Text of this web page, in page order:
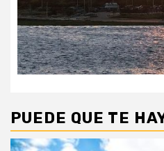
PUEDE QUE TE